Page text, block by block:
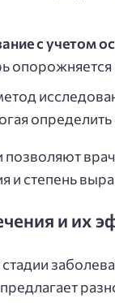
с учетом
опорожняется
позволяют
и степень
и их